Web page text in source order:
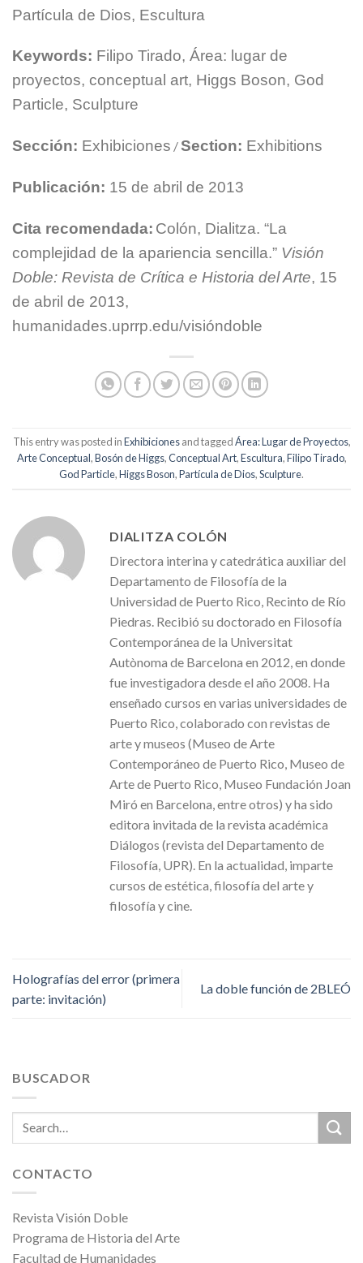
Partícula de Dios, Escultura
Keywords: Filipo Tirado, Área: lugar de
proyectos, conceptual art, Higgs Boson, God
Particle, Sculpture
Sección: Exhibiciones /Section: Exhibitions
Publicación: 15 de abril de 2013
Cita recomendada: Colón, Dialitza. “La
complejidad de la apariencia sencilla.” Visión
Doble: Revista de Crítica e Historia del Arte, 15
de abril de 2013,
humanidades.uprrp.edu/visióndoble
This entry was posted inExhibicionesand taggedÁrea: Lugar de Proyectos,
Arte Conceptual,Bosón de Higgs,Conceptual Art,Escultura,Filipo Tirado,
God Particle,Higgs Boson,Partícula de Dios,Sculpture.
DIALITZA COLÓN
Directora interina y catedrática auxiliar del
Departamento de Filosofía de la
Universidad de Puerto Rico, Recinto de Río
Piedras. Recibió su doctorado en Filosofía
Contemporánea de la Universitat
Autònoma de Barcelona en 2012, en donde
fue investigadora desde el año 2008. Ha
enseñado cursos en varias universidades de
Puerto Rico, colaborado con revistas de
arte y museos (Museo de Arte
Contemporáneo de Puerto Rico, Museo de
Arte de Puerto Rico, Museo Fundación Joan
Miró en Barcelona, ​​entre otros) y ha sido
editora invitada de la revista académica
Diálogos (revista del Departamento de
Filosofía, UPR). En la actualidad, imparte
cursos de estética, filosofía del arte y
filosofía y cine.
Holografías del error (primera
parte: invitación)
La doble función de 2BLEÓ
BUSCADOR
CONTACTO
Revista Visión Doble
Programa de Historia del Arte
Facultad de Humanidades